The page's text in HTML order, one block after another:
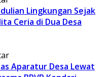
Lingkungan Sejak
Ceria di Dua Desa
Aparatur Desa Lewat